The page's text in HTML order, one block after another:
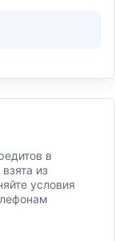
в
из
условия